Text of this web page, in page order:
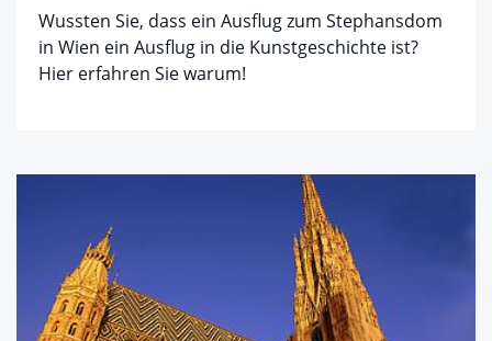
Wussten Sie, dass ein Ausflug zum Stephansdom
in Wien ein Ausflug in die Kunstgeschichte ist?
Hier erfahren Sie warum!